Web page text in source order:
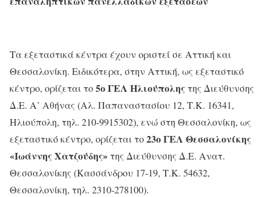
Τα εξεταστικά κέντρα έχουν οριστεί σε Αττική και
Θεσσαλονίκη. Ειδικότερα, στην Αττική, ως εξεταστικό
κέντρο, ορίζεται το5ο ΓΕΛ Ηλιούποληςτης Διεύθυνσης
Δ.Ε. Α’ Αθήνας (Αλ. Παπαναστασίου 12, Τ.Κ. 16341,
Ηλιούπολη, τηλ. 210-9915302), ενώ στη Θεσσαλονίκη, ως
εξεταστικό κέντρο, ορίζεται το23ο ΓΕΛ Θεσσαλονίκης
«Ιωάννης Χατζούδης»της Διεύθυνσης Δ.Ε. Ανατ.
Θεσσαλονίκης (Κασσάνδρου 17-19, Τ.Κ. 54632,
Θεσσαλονίκη, τηλ. 2310-278100).